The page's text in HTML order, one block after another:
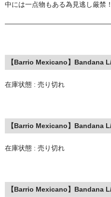
中には一点物もある為見逃し厳禁
【Barrio Mexicano】Bandana
在庫状態 : 売り切れ
【Barrio Mexicano】Bandana
在庫状態 : 売り切れ
【Barrio Mexicano】Bandana